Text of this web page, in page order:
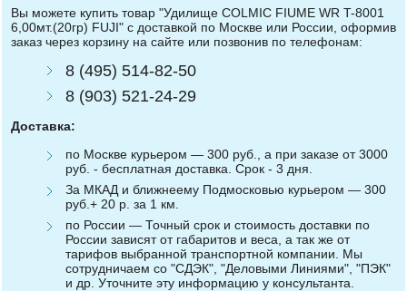
Вы можете купить товар "Удилище COLMIC FIUME WR T-8001
6,00мт.(20гр) FUJI" с доставкой по Москве или России, оформив
заказ через корзину на сайте или позвонив по телефонам:
8 (495) 514-82-50
8 (903) 521-24-29
Доставка:
по Москве курьером — 300 руб., а при заказе от 3000
руб. - бесплатная доставка. Срок - 3 дня.
За МКАД и ближнеему Подмосковью курьером — 300
руб.+ 20 р. за 1 км.
по России — Точный срок и стоимость доставки по
России зависят от габаритов и веса, а так же от
тарифов выбранной транспортной компании. Мы
сотрудничаем со "СДЭК", "Деловыми Линиями", "ПЭК"
и др. Уточните эту информацию у консультанта.